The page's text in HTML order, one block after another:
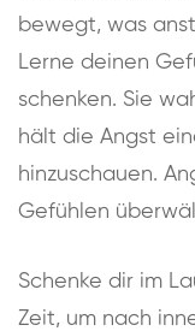
bewegt, was
Lerne deinen
schenken. Sie
hält die Angst
hinzuschauen.
Gefühlen
Schenke dir im
Zeit, um nach